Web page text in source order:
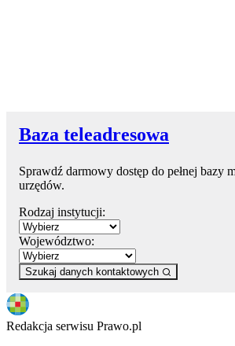
Baza teleadresowa
Sprawdź darmowy dostęp do pełnej bazy
urzędów.
Rodzaj instytucji:
Województwo:
Szukaj danych kontaktowych
Redakcja serwisu Prawo.pl